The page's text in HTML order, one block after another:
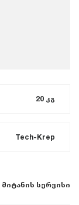
20 კგ
Tech-Krep
სერვისი